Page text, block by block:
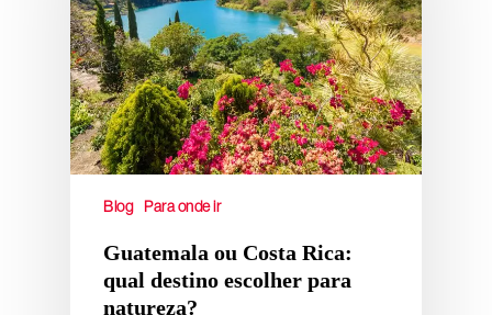
Blog Para onde ir
Guatemala ou Costa Rica:
qual destino escolher para
natureza?